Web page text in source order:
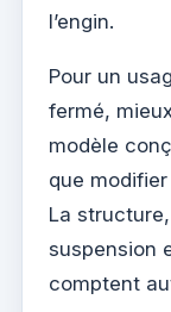
l’engin.
Pour un
fermé,
modèle
que
La
suspension
comptent